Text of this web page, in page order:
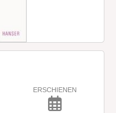
ERSCHIENEN